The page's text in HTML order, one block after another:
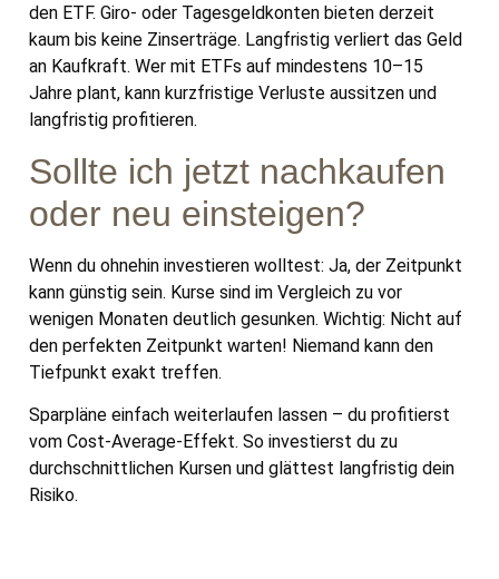
den ETF. Giro- oder Tagesgeldkonten bieten derzeit
kaum bis keine Zinserträge. Langfristig verliert das Geld
an Kaufkraft. Wer mit ETFs auf mindestens 10–15
Jahre plant, kann kurzfristige Verluste aussitzen und
langfristig profitieren.
Sollte ich jetzt nachkaufen
oder neu einsteigen?
Wenn du ohnehin investieren wolltest: Ja, der Zeitpunkt
kann günstig sein. Kurse sind im Vergleich zu vor
wenigen Monaten deutlich gesunken. Wichtig: Nicht auf
den perfekten Zeitpunkt warten! Niemand kann den
Tiefpunkt exakt treffen.
Sparpläne einfach weiterlaufen lassen – du profitierst
vom Cost-Average-Effekt. So investierst du zu
durchschnittlichen Kursen und glättest langfristig dein
Risiko.